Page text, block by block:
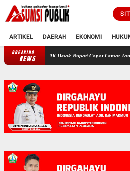
ARTIKEL DAERAH EKONOMI
BREAKING
NEWS Polemik SKT Korban Bencana di